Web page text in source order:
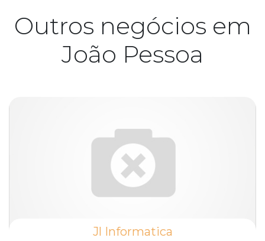
Outros negócios em
João Pessoa
Jl Informatica